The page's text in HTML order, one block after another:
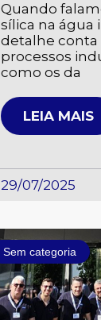
Quando
sílica na água
detalhe
processos
como os da
LEIA MAIS
29/07/2025
Sem categoria